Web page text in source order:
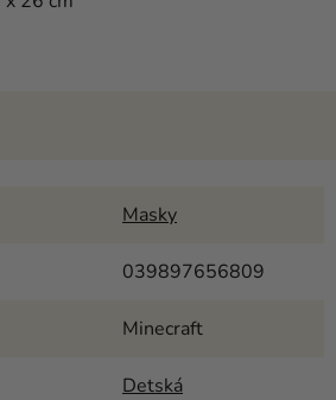
Masky
039897656809
Minecraft
Detská